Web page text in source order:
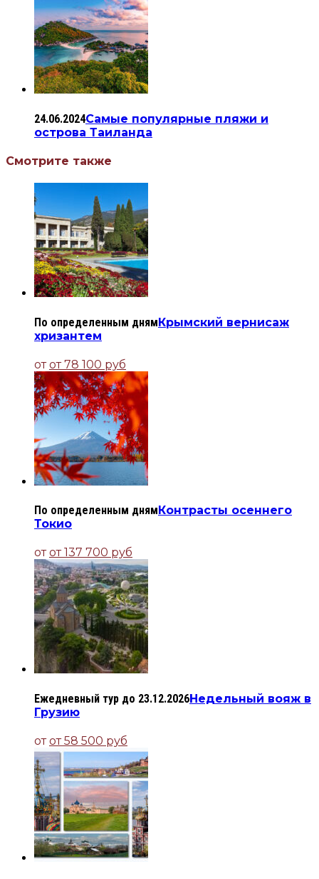
24.06.2024Самые популярные пляжи и
острова Таиланда
Смотрите также
По определенным днямКрымский вернисаж
хризантем
отот 78 100 руб
По определенным днямКонтрасты осеннего
Токио
отот 137 700 руб
Ежедневный тур до 23.12.2026Недельный вояж в
Грузию
отот 58 500 руб